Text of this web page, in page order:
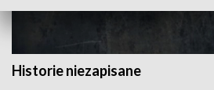
Historie niezapisane